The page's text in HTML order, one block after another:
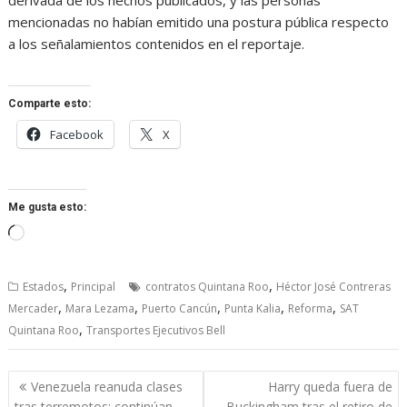
mencionadas no habían emitido una postura pública respecto
a los señalamientos contenidos en el reportaje.
Comparte esto:
Facebook X
Me gusta esto:
Cargando...
Estados, Principal contratos Quintana Roo, Héctor José Contreras
Mercader, Mara Lezama, Puerto Cancún, Punta Kalia, Reforma, SAT
Quintana Roo,Transportes Ejecutivos Bell
Navegación
Venezuela reanuda clases
Harry queda fuera de